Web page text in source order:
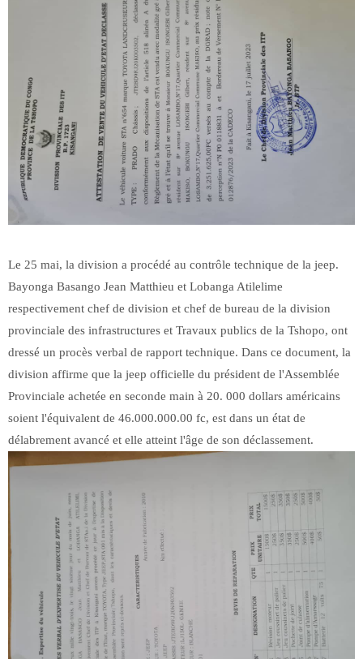
Le 25 mai, la division a procédé au contrôle technique de la jeep.
Bayonga Basango Jean Matthieu et Lobanga Atilelime
respectivement chef de division et chef de bureau de la division
provinciale des infrastructures et Travaux publics de la Tshopo, ont
dressé un procès verbal de rapport technique. Dans ce document, la
division affirme que la jeep officielle du président de l'Assemblée
Provinciale achetée en seconde main à 20. 000 dollars américains
soient l'équivalent de 46.000.000.00 fc, est dans un état de
délabrement avancé et elle atteint l'âge de son déclassement.